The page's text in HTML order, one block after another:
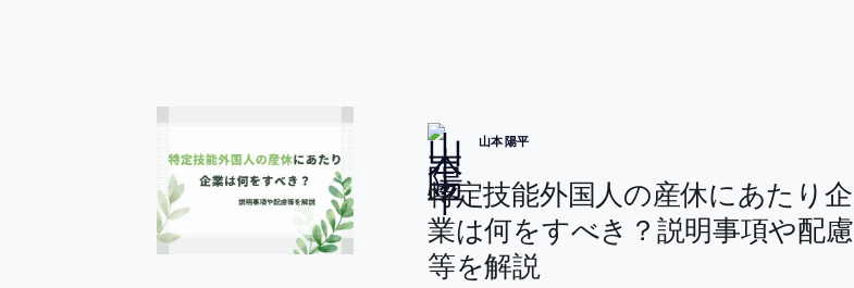
山本 陽平
特定技能外国人の産休にあたり企
業は何をすべき？説明事項や配慮
等を解説